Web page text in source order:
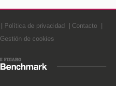
Política de privacidad
Contacto
Gestión de cookies